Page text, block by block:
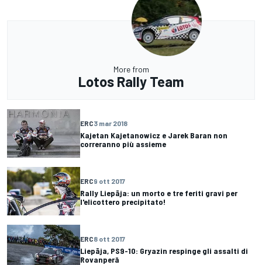
More from
Lotos Rally Team
ERC3 mar 2018
Kajetan Kajetanowicz e Jarek Baran non
correranno più assieme
ERC9 ott 2017
Rally Liepāja: un morto e tre feriti gravi per
l'elicottero precipitato!
ERC8 ott 2017
Liepāja, PS9-10: Gryazin respinge gli assalti di
Rovanperä